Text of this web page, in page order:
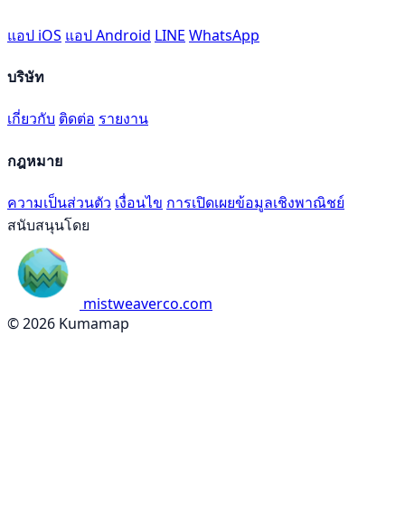
แอป iOS แอป Android LINE WhatsApp
บริษัท
เกี่ยวกับ ติดต่อ รายงาน
กฎหมาย
ความเป็นส่วนตัว เงื่อนไข การเปิดเผยข้อมูลเชิงพาณิชย์
สนับสนุนโดย
mistweaverco.com
© 2026 Kumamap